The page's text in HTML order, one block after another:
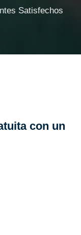
Satisfechos
con un